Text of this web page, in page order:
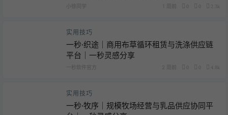
小徐同学 1 周前 2.3k
实用技巧
一秒·织途｜商用布草循环租赁与洗涤供应链
平台｜一秒灵感分享
一秒软件官方 2 周前 4.8k
实用技巧
一秒·牧序｜规模牧场经营与乳品供应协同平